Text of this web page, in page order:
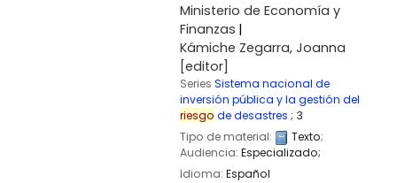
Ministerio de Economía y
Finanzas
Kámiche Zegarra, Joanna
[editor]
Series Sistema nacional de
inversión pública y la gestión del
riesgo de desastres ; 3
Tipo de material:
Texto;
Audiencia: Especializado;
Idioma: Español